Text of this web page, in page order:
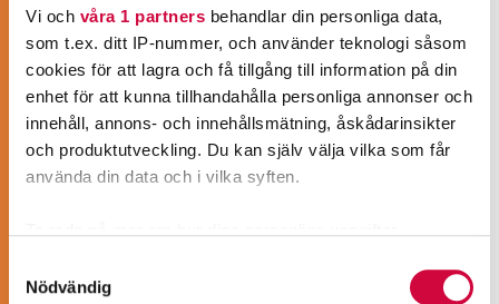
Vi och våra 1 partners behandlar din personliga data,
som t.ex. ditt IP-nummer, och använder teknologi såsom
cookies för att lagra och få tillgång till information på din
enhet för att kunna tillhandahålla personliga annonser och
innehåll, annons- och innehållsmätning, åskådarinsikter
och produktutveckling. Du kan själv välja vilka som får
använda din data och i vilka syften.
Du kan ändra eller dra tillbaka ditt samtycke när som
Nödvändig
JHL är Finlands mångsidigaste
fackförbund. Våra medlemmar har cirka
tusen olika yrkesbeteckningar inom
välfärdssektorn eller offentliga tjänster.
Vare sig du är närvårdare, vårdassistent,
social- och hälsovårdsproffs, pedagog,
barnskötare, städare, kosthållsarbetare,
Bli medlem!